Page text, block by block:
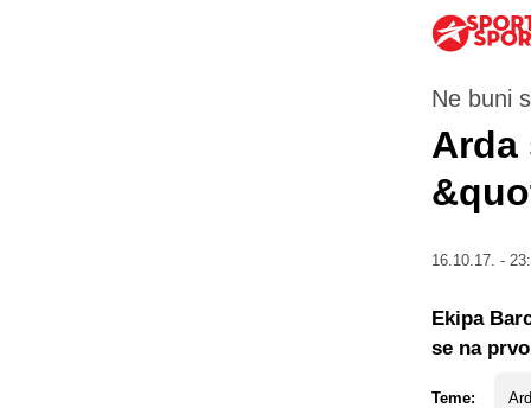
Ne buni
Arda
16.10.17. -
Teme:
Ekipa
se na